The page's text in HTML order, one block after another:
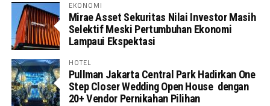
EKONOMI
Mirae Asset Sekuritas Nilai Investor Masih
Selektif Meski Pertumbuhan Ekonomi
Lampaui Ekspektasi
HOTEL
Pullman Jakarta Central Park Hadirkan One
Step Closer Wedding Open House dengan
20+ Vendor Pernikahan Pilihan